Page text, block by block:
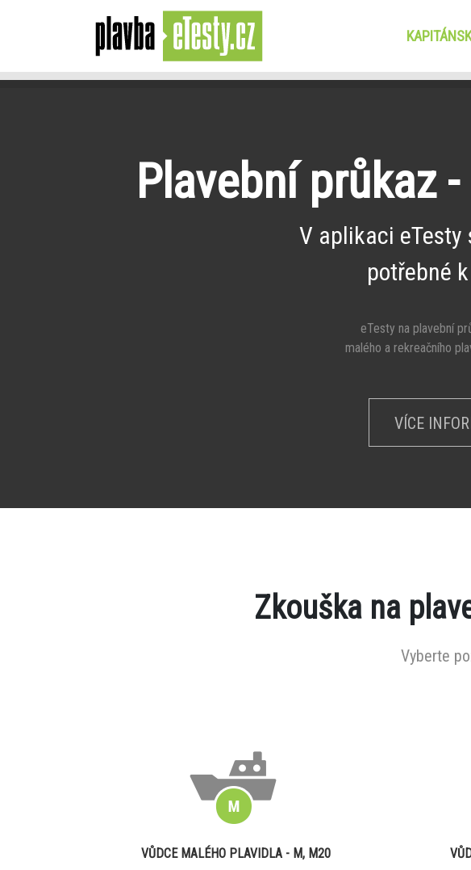
Plavební průkaz
V aplikaci eTesty
potřebné
eTesty na plavební
malého a rekreačního
VÍCE
Zkouška na
Vyberte
VŮDCE MALÉHO PLAVIDLA - M, M20